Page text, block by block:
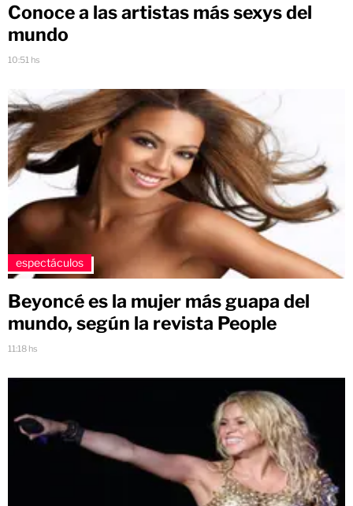
Conoce a las artistas más sexys del
mundo
10:51 hs
espectáculos
Beyoncé es la mujer más guapa del
mundo, según la revista People
11:18 hs